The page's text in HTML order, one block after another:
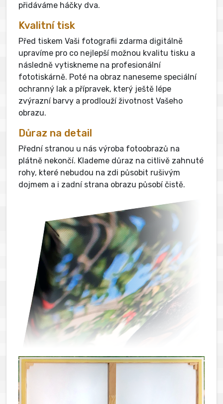
přidáváme háčky dva.
Kvalitní tisk
Před tiskem Vaši fotografii zdarma digitálně
upravíme pro co nejlepší možnou kvalitu tisku a
následně vytiskneme na profesionální
fototiskárně. Poté na obraz naneseme speciální
ochranný lak a přípravek, který ještě lépe
zvýrazní barvy a prodlouží životnost Vašeho
obrazu.
Důraz na detail
Přední stranou u nás výroba fotoobrazů na
plátně nekončí. Klademe důraz na citlivě zahnuté
rohy, které nebudou na zdi působit rušivým
dojmem a i zadní strana obrazu působí čistě.